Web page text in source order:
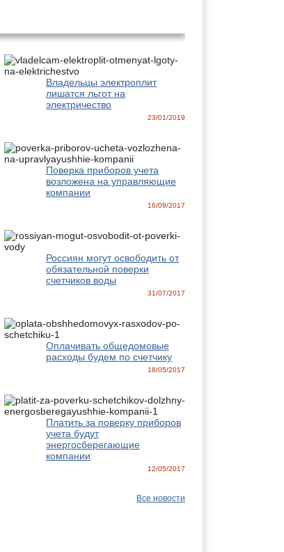
Владельцы электроплит
лишатся льгот на
электричество
23/01/2019
Поверка приборов учета
возложена на управляющие
компании
16/09/2017
Россиян могут освободить от
обязательной поверки
счетчиков воды
31/07/2017
Оплачивать общедомовые
расходы будем по счетчику
18/05/2017
Платить за поверку приборов
учета будут
энергосберегающие
компании
12/05/2017
Все новости